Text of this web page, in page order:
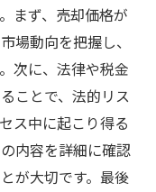
まず、売却価格が
場動向を把握し、
次に、法律や税金
ことで、法的リス
ス中に起こり得る
内容を詳細に確認
が大切です。最後